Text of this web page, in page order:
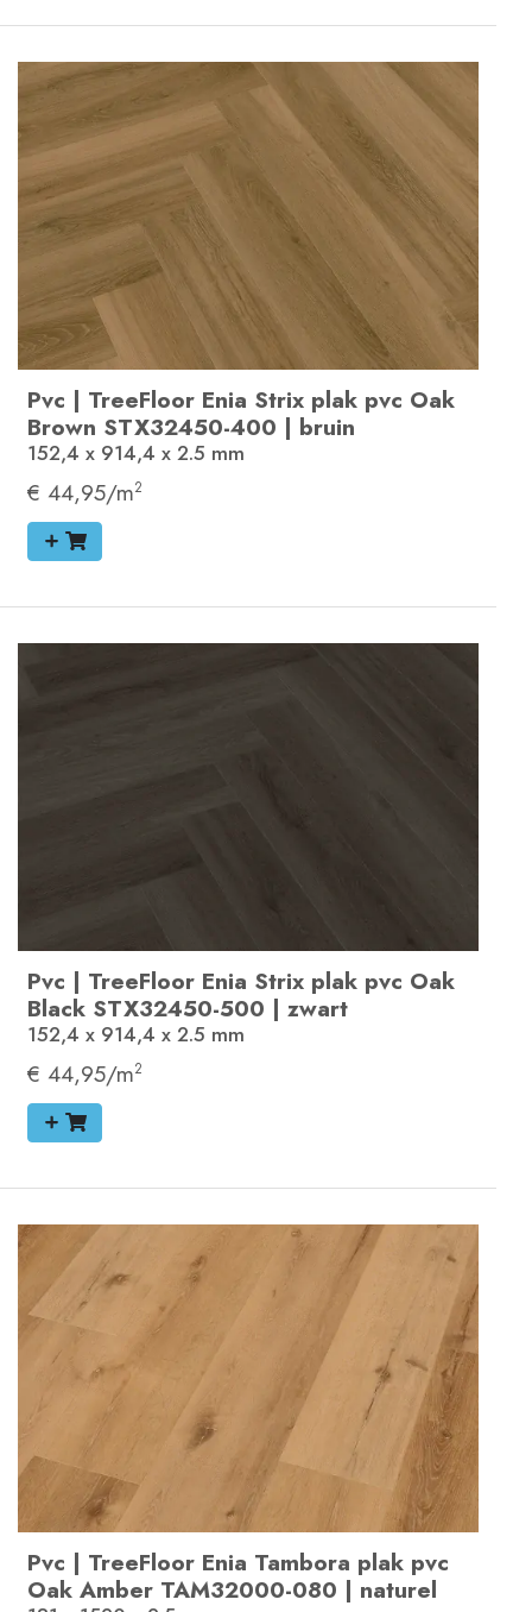
Pvc | TreeFloor Enia Strix plak pvc Oak
Brown STX32450-400 | bruin
152,4 x 914,4 x 2.5 mm
€ 44,95/m2
Pvc | TreeFloor Enia Strix plak pvc Oak
Black STX32450-500 | zwart
152,4 x 914,4 x 2.5 mm
€ 44,95/m2
Pvc | TreeFloor Enia Tambora plak pvc
Oak Amber TAM32000-080 | naturel